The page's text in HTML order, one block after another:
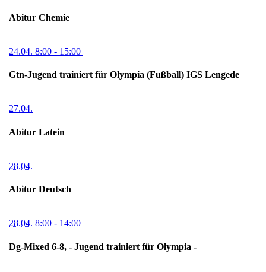
Abitur Chemie
24.04. 8:00 - 15:00
Gtn-Jugend trainiert für Olympia (Fußball) IGS Lengede
27.04.
Abitur Latein
28.04.
Abitur Deutsch
28.04. 8:00 - 14:00
Dg-Mixed 6-8, - Jugend trainiert für Olympia -